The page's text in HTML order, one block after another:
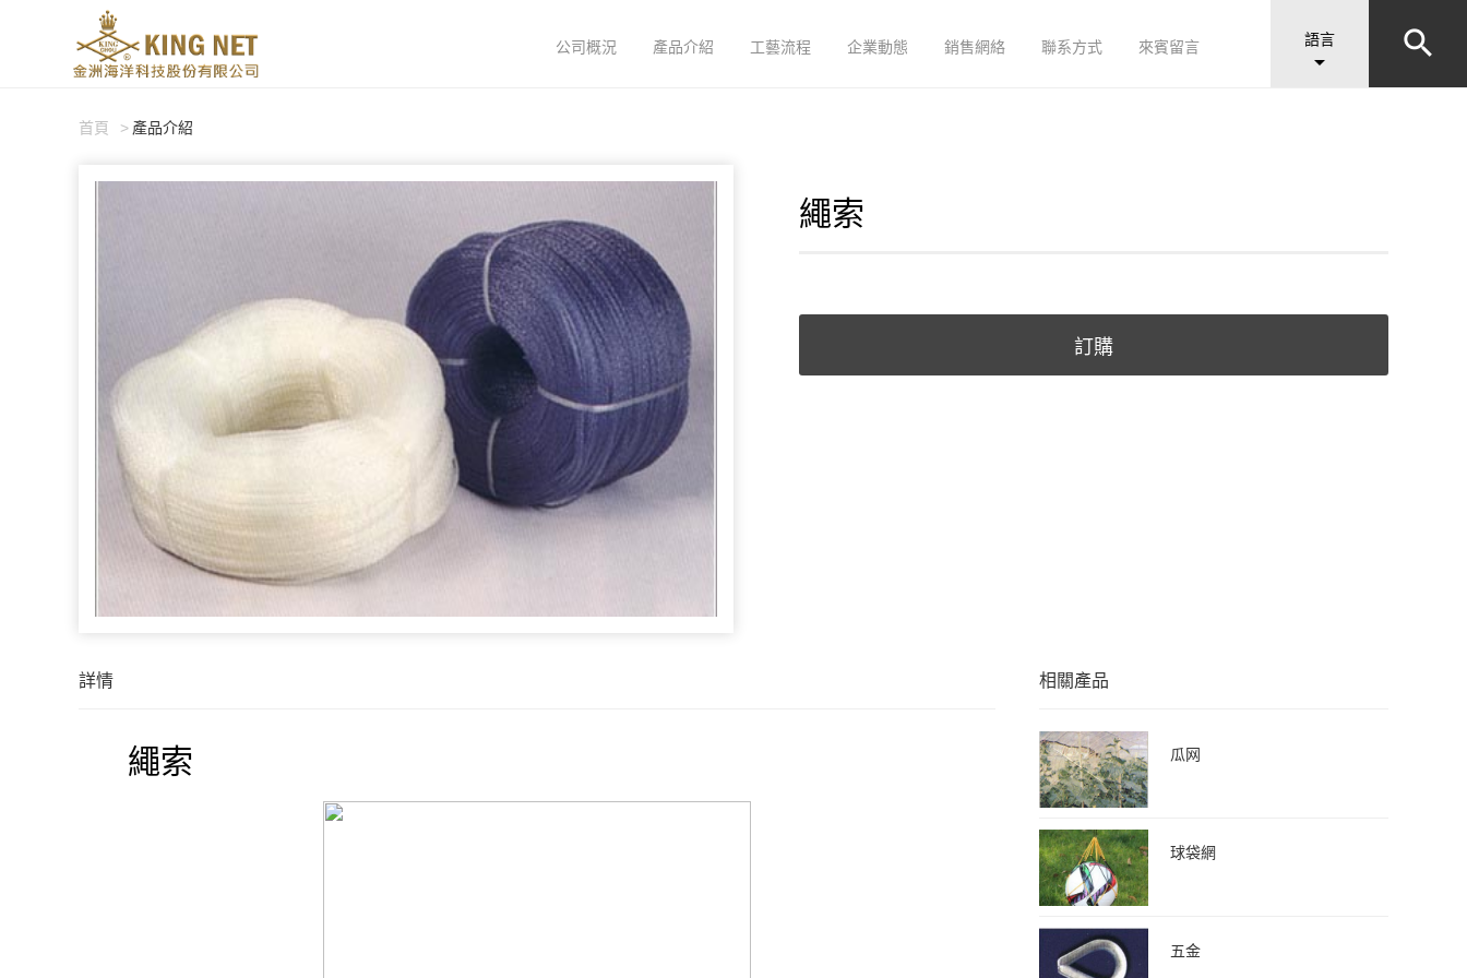
公司概況 產品介紹 工藝流程 企業動態 銷售網絡 聯系方式 來賓留言 語言
 
首頁 產品介紹
繩索
訂購
詳情
繩索
相關產品
瓜网
球袋網
五金